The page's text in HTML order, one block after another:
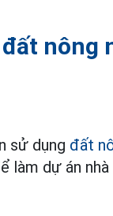
nông
sử dụng đất
làm dự án